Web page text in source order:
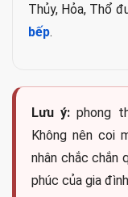
Thủy, Hỏa, Thổ
bếp.
Lưu ý: phong
Không nên coi
nhân chắc chắn
phúc của gia